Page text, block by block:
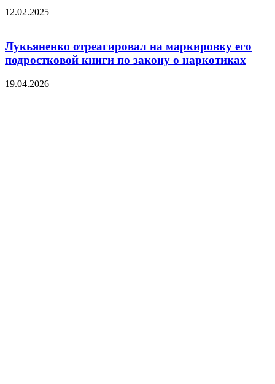
12.02.2025
Лукьяненко отреагировал на маркировку его
подростковой книги по закону о наркотиках
19.04.2026